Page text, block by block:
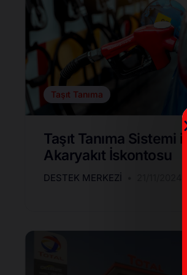
Taşıt Tanıma
Taşıt Tanıma Sistemi ile
Akaryakıt İskontosu
DESTEK MERKEZI